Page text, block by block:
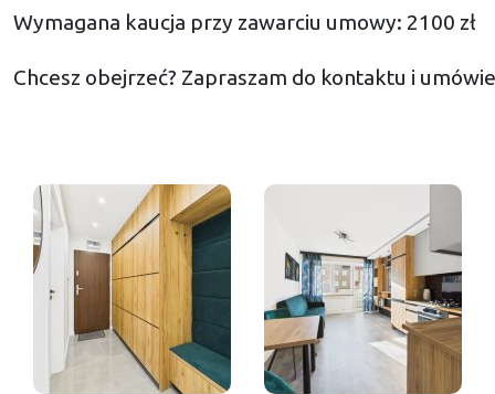
Wymagana kaucja przy zawarciu umowy: 2100 zł
Chcesz obejrzeć? Zapraszam do kontaktu i